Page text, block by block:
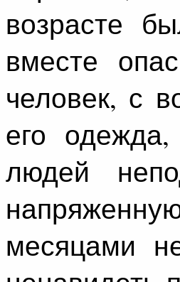
возрасте
вместе
человек, с
его
людей
месяцами